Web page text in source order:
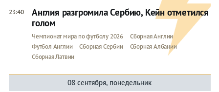
23:40
Англия разгромила Сербию, Кейн отметился
голом
Чемпионат мира по футболу 2026
Сборная Англии
Футбол Англии
Сборная Сербии
Сборная Албании
Сборная Латвии
08 сентября, понедельник